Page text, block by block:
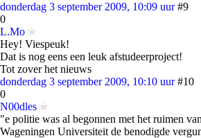
donderdag 3 september 2009, 10:09 uur #9
0
L.Mo
Hey! Viespeuk!
Dat is nog eens een leuk afstudeerproject!
Tot zover het nieuws
donderdag 3 september 2009, 10:10 uur #10
0
N00dles
"e politie was al begonnen met het ruimen
Wageningen Universiteit de benodigde